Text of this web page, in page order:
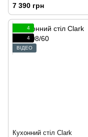
7 390 грн
4
4
ВІДЕО
Кухонний стіл Clark